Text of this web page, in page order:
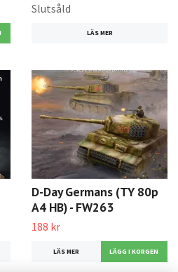
Slutsåld
LÄS MER
D-Day Germans (TY 80p
A4 HB) - FW263
188 kr
LÄS MER